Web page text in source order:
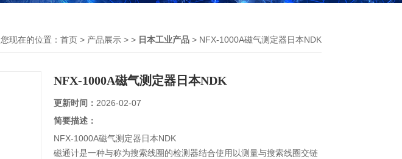
您现在的位置： 首页 > 产品展示 > > 日本工业产品 > NFX-1000A磁气测定器日本NDK
NFX-1000A磁气测定器日本NDK
更新时间： 2026-02-07
简要描述：
NFX-1000A磁气测定器日本NDK
磁通计是一种与称为搜索线圈的检测器结合使用以测量与搜索线圈​​交链